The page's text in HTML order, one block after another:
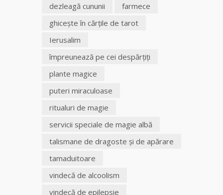
dezleagă cununii
farmece
ghiceşte în cărţile de tarot
Ierusalim
împreunează pe cei despărţiţi
plante magice
puteri miraculoase
ritualuri de magie
servicii speciale de magie albă
talismane de dragoste şi de apărare
tamaduitoare
vindecă de alcoolism
vindecă de epilepsie